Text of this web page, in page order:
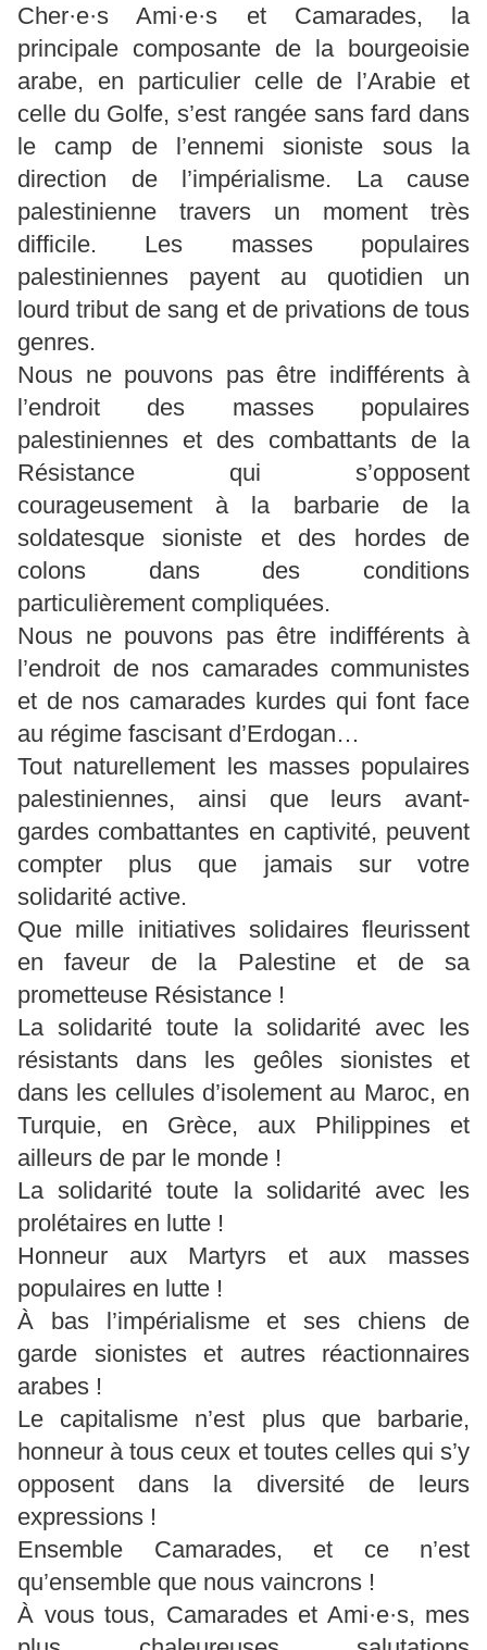
Cher·e·s Ami·e·s et Camarades, la
principale composante de la bourgeoisie
arabe, en particulier celle de l’Arabie et
celle du Golfe, s’est rangée sans fard dans
le camp de l’ennemi sioniste sous la
direction de l’impérialisme. La cause
palestinienne travers un moment très
difficile. Les masses populaires
palestiniennes payent au quotidien un
lourd tribut de sang et de privations de tous
genres.
Nous ne pouvons pas être indifférents à
l’endroit des masses populaires
palestiniennes et des combattants de la
Résistance qui s’opposent
courageusement à la barbarie de la
soldatesque sioniste et des hordes de
colons dans des conditions
particulièrement compliquées.
Nous ne pouvons pas être indifférents à
l’endroit de nos camarades communistes
et de nos camarades kurdes qui font face
au régime fascisant d’Erdogan…
Tout naturellement les masses populaires
palestiniennes, ainsi que leurs avant-
gardes combattantes en captivité, peuvent
compter plus que jamais sur votre
solidarité active.
Que mille initiatives solidaires fleurissent
en faveur de la Palestine et de sa
prometteuse Résistance !
La solidarité toute la solidarité avec les
résistants dans les geôles sionistes et
dans les cellules d’isolement au Maroc, en
Turquie, en Grèce, aux Philippines et
ailleurs de par le monde !
La solidarité toute la solidarité avec les
prolétaires en lutte !
Honneur aux Martyrs et aux masses
populaires en lutte !
À bas l’impérialisme et ses chiens de
garde sionistes et autres réactionnaires
arabes !
Le capitalisme n’est plus que barbarie,
honneur à tous ceux et toutes celles qui s’y
opposent dans la diversité de leurs
expressions !
Ensemble Camarades, et ce n’est
qu’ensemble que nous vaincrons !
À vous tous, Camarades et Ami·e·s, mes